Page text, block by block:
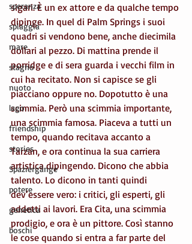
speranza
spiaggia
mare
stagno
nuoto
lago
friendship
stories
Spaziergänge
potere
genetica
boschi
sigari. È un ex attore e da qualche tempo
dipinge. In quel di Palm Springs i suoi
quadri si vendono bene, anche diecimila
dollari al pezzo. Di mattina prende il
porridge e di sera guarda i vecchi film in
cui ha recitato. Non si capisce se gli
piacciano oppure no. Dopotutto è una
scimmia. Però una scimmia importante,
una scimmia famosa. Piaceva a tutti un
tempo, quando recitava accanto a
Tarzan, e ora continua la sua carriera
artistica dipingendo. Dicono che abbia
talento. Lo dicono in tanti quindi
dev’essere vero: i critici, gli esperti, gli
addetti ai lavori. Era Cita, una scimmia
prodigio, e ora è un pittore. Così stanno
le cose quando si entra a far parte del